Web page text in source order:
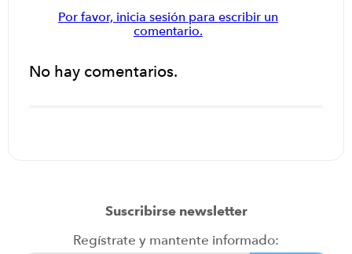
Por favor, inicia sesión para escribir un
comentario.
No hay comentarios.
Suscribirse newsletter
Regístrate y mantente informado: